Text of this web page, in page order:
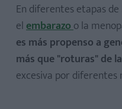
En diferentes etapas
elembarazoo la
es más propenso a
más que "roturas" de
excesiva por diferentes